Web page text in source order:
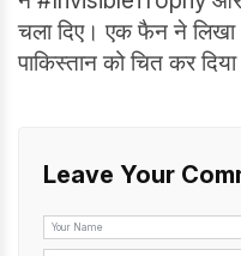
चला दिए। एक फैन ने लिखा
पाकिस्तान को चित कर
Leave Your